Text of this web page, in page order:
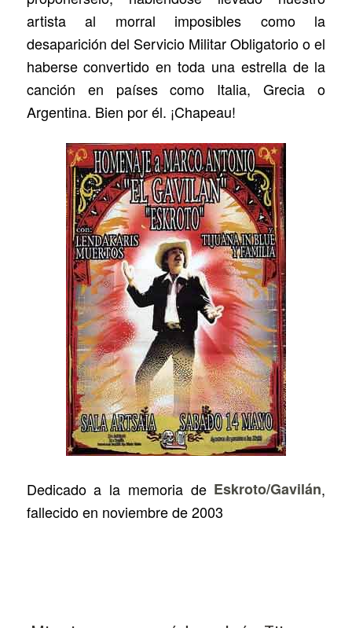
artista al morral imposibles como la
desaparición del Servicio Militar Obligatorio o el
haberse convertido en toda una estrella de la
canción en países como Italia, Grecia o
Argentina. Bien por él. ¡Chapeau!
Dedicado a la memoria de Eskroto/Gavilán,
fallecido en noviembre de 2003